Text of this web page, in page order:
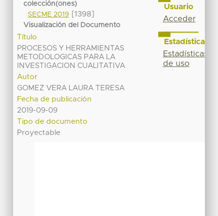
colección(ones)
SECME 2019
[1398]
Visualización del Documento
Título
PROCESOS Y HERRAMIENTAS
METODOLOGICAS PARA LA
INVESTIGACION CUALITATIVA
Autor
GOMEZ VERA LAURA TERESA
Fecha de publicación
2019-09-09
Tipo de documento
Proyectable
Usuario
Acceder
Estadísticas
Estadísticas
de uso